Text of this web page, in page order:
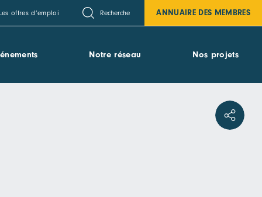
Les offres d’emploi Recherche ANNUAIRE DES MEMBRES
Notre réseau Nos projets